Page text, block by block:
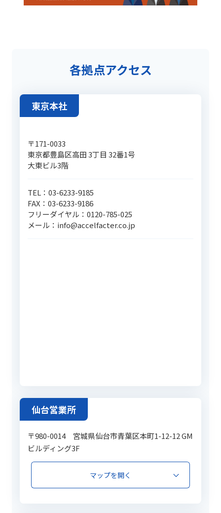
各拠点アクセス
東京本社
〒171-0033
東京都豊島区高田 3丁目 32番1号
大東ビル3階
TEL：03-6233-9185
FAX：03-6233-9186
フリーダイヤル： 0120-785-025
メール：info@accelfacter.co.jp
仙台営業所
〒980-0014 宮城県仙台市青葉区本町1-12-12 GM
ビルディング3F
マップを開く